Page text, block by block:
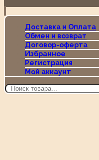
Доставка и Оплата
Обмен и возврат
Договор-оферта
Избранное
Регистрация
Мой аккаунт